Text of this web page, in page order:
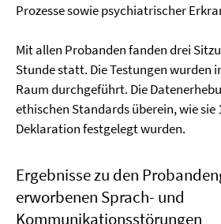
Prozesse sowie psychiatrischer
Mit allen Probanden fanden drei
Stunde statt. Die Testungen wurden
Raum durchgeführt. Die
ethischen Standards überein, wie sie
Deklaration festgelegt wurden.
Ergebnisse zu den
erworbenen Sprach- und
Kommunikationsstörungen